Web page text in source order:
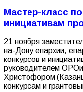
Мастер-класс
инициативам
21 ноября
на-Дону епархии,
конкурсов и
руководителем
Христофором
конкурсам и